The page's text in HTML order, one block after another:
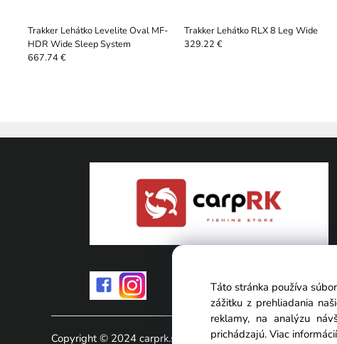
Trakker Lehátko Levelite Oval MF-
HDR Wide Sleep System
667.74 €
Trakker Lehátko RLX 8 Leg Wide
329.22 €
Copyright © 2024 carprk.sk, All rights reserved
Táto stránka používa
zážitku z prehliadania
reklamy, na analýzu
prichádzajú. Viac informácií